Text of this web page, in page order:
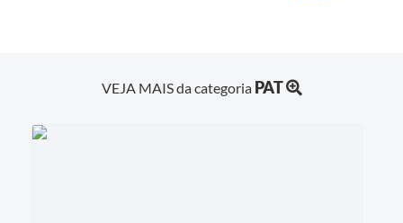
VEJA MAIS da categoria PAT